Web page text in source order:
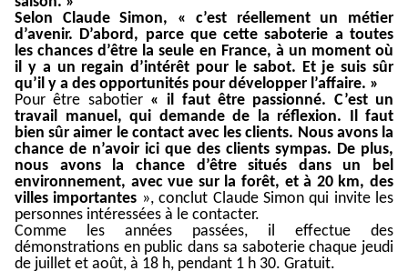
Selon Claude Simon, « c’est réellement un métier
d’avenir. D’abord, parce que cette saboterie a toutes
les chances d’être la seule en France, à un moment où
il y a un regain d’intérêt pour le sabot. Et je suis sûr
qu’il y a des opportunités pour développer l’affaire. »
Pour être sabotier« il faut être passionné. C’est un
travail manuel, qui demande de la réflexion. Il faut
bien sûr aimer le contact avec les clients. Nous avons la
chance de n’avoir ici que des clients sympas. De plus,
nous avons la chance d’être situés dans un bel
environnement, avec vue sur la forêt, et à 20 km, des
villes importantes », conclut Claude Simon qui invite les
personnes intéressées à le contacter.
Comme les années passées, il effectue des
démonstrations en public dans sa saboterie chaque jeudi
de juillet et août, à 18 h, pendant 1 h 30. Gratuit.